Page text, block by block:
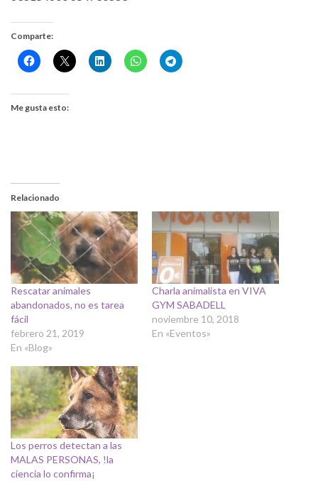
Comparte:
Me gusta esto:
Relacionado
Rescatar animales
abandonados, no es tarea
fácil
febrero 21, 2019
En «Blog»
Charla animalista en VIVA
GYM SABADELL
noviembre 10, 2018
En «Eventos»
Los perros detectan a las
MALAS PERSONAS, !la
ciencia lo confirma¡